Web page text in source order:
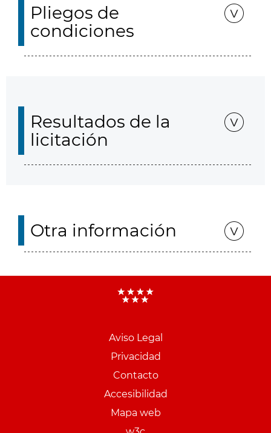
Pliegos de
condiciones
Resultados de la
licitación
Otra información
Aviso Legal
Privacidad
Contacto
Accesibilidad
Mapa web